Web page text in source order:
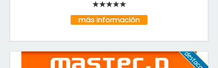
más información